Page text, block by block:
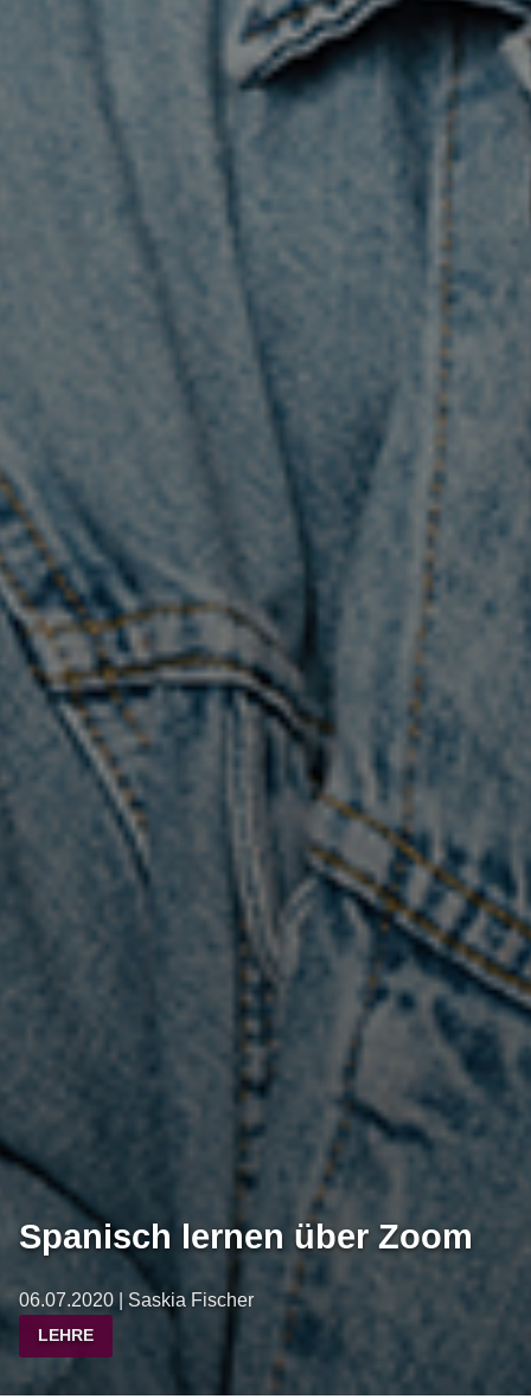
Spanisch lernen über Zoom
06.07.2020 | Saskia Fischer
LEHRE